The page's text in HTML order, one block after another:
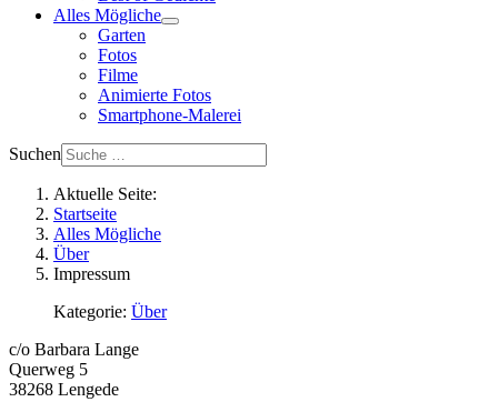
Alles Mögliche
Garten
Fotos
Filme
Animierte Fotos
Smartphone-Malerei
Suchen
Aktuelle Seite:
Startseite
Alles Mögliche
Über
Impressum
Kategorie: Über
c/o Barbara Lange
Querweg 5
38268 Lengede